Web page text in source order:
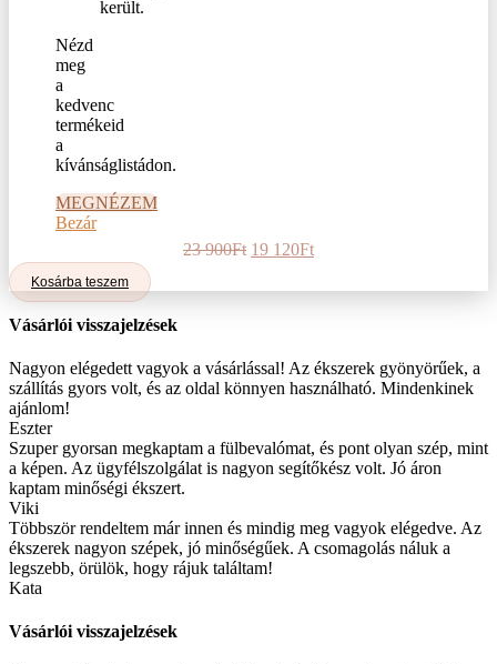
Nézd
meg
a
kedvenc
termékeid
a
kívánságlistádon.
MEGNÉZEM
Bezár
23 900Ft Original
was:
19 120FtCurrent
is:
Kosárba teszem
Vásárlói visszajelzések
Nagyon elégedett vagyok a vásárlással! Az ékszerek gyönyörűek, a
szállítás gyors volt, és az oldal könnyen használható. Mindenkinek
ajánlom!
Eszter
Szuper gyorsan megkaptam a fülbevalómat, és pont olyan szép, mint
a képen. Az ügyfélszolgálat is nagyon segítőkész volt. Jó áron
kaptam minőségi ékszert.
Viki
Többször rendeltem már innen és mindig meg vagyok elégedve. Az
ékszerek nagyon szépek, jó minőségűek. A csomagolás náluk a
legszebb, örülök, hogy rájuk találtam!
Kata
Vásárlói visszajelzések